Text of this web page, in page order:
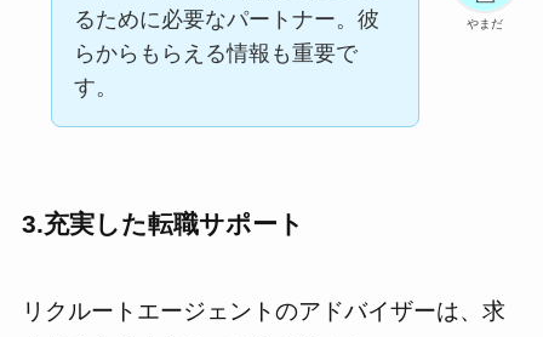
やまだ
るために必要なパートナー。彼
らからもらえる情報も重要で
す。
3.充実した転職サポート
リクルートエージェントのアドバイザーは、求